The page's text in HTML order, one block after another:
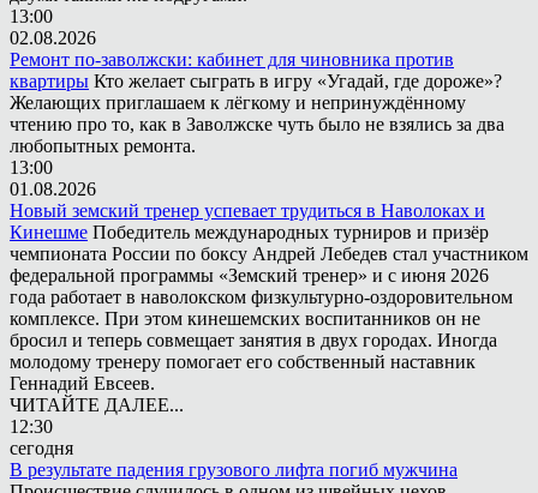
13:00
02.08.2026
Ремонт по-заволжски: кабинет для чиновника против
квартиры Кто желает сыграть в игру «Угадай, где дороже»?
Желающих приглашаем к лёгкому и непринуждённому
чтению про то, как в Заволжске чуть было не взялись за два
любопытных ремонта.
13:00
01.08.2026
Новый земский тренер успевает трудиться в Наволоках и
Кинешме Победитель международных турниров и призёр
чемпионата России по боксу Андрей Лебедев стал участником
федеральной программы «Земский тренер» и с июня 2026
года работает в наволокском физкультурно-оздоровительном
комплексе. При этом кинешемских воспитанников он не
бросил и теперь совмещает занятия в двух городах. Иногда
молодому тренеру помогает его собственный наставник
Геннадий Евсеев.
ЧИТАЙТЕ ДАЛЕЕ...
12:30
сегодня
В результате падения грузового лифта погиб мужчина